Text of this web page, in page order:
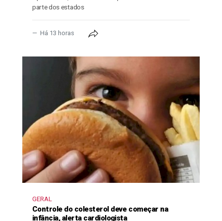
parte dos estados
Há 13 horas
GERAL
Controle do colesterol deve começar na
infância, alerta cardiologista